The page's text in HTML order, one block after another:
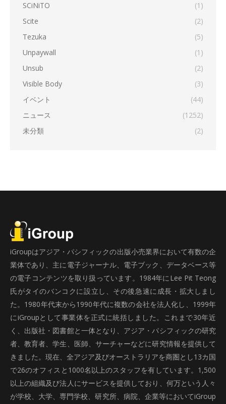
SCiNiTO
(1)
Scite
(2)
Tezuka
(5)
Unpaywall
(1)
Unsub
(2)
Visible Body
(3)
イベント
(44)
ニュース
(1252)
未分類
(2)
iGroupはアジア・パシフィックの出版小売業界において有数の企
業体であり、主に電子ジャーナル、電子ブック、データベース等
の電子コンテンツを取り扱っています。1984年にLee Pit Teong
氏がタイのバンコクに設立し、その後急速に成長・拡大しまし
た。1980年代末から1990年代に複数の会社を法人化し、1999年
にiGroupとして事業体を正式に統括しました。これまで30年近
く、出版社・図書館と一体となり、アジア・パシフィックの研究
者、教育者、学生、医師、サーチャーなどに研究情報を提供して
きました。現在、全アジア及びオーストラリアを商圏とし13カ国
で26のオフィスと1000名以上のスタッフを有しています。1,500
以上の組織及び法人にサービスを提供しており、何万という人々
が学校、大学、専門学校、研究所、病院、企業等においてiGroup